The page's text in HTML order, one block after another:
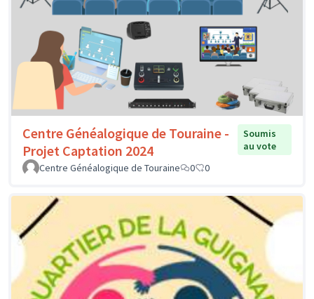
Centre Généalogique de Touraine -
Projet Captation 2024
Soumis
au vote
Centre Généalogique de Touraine
0 0